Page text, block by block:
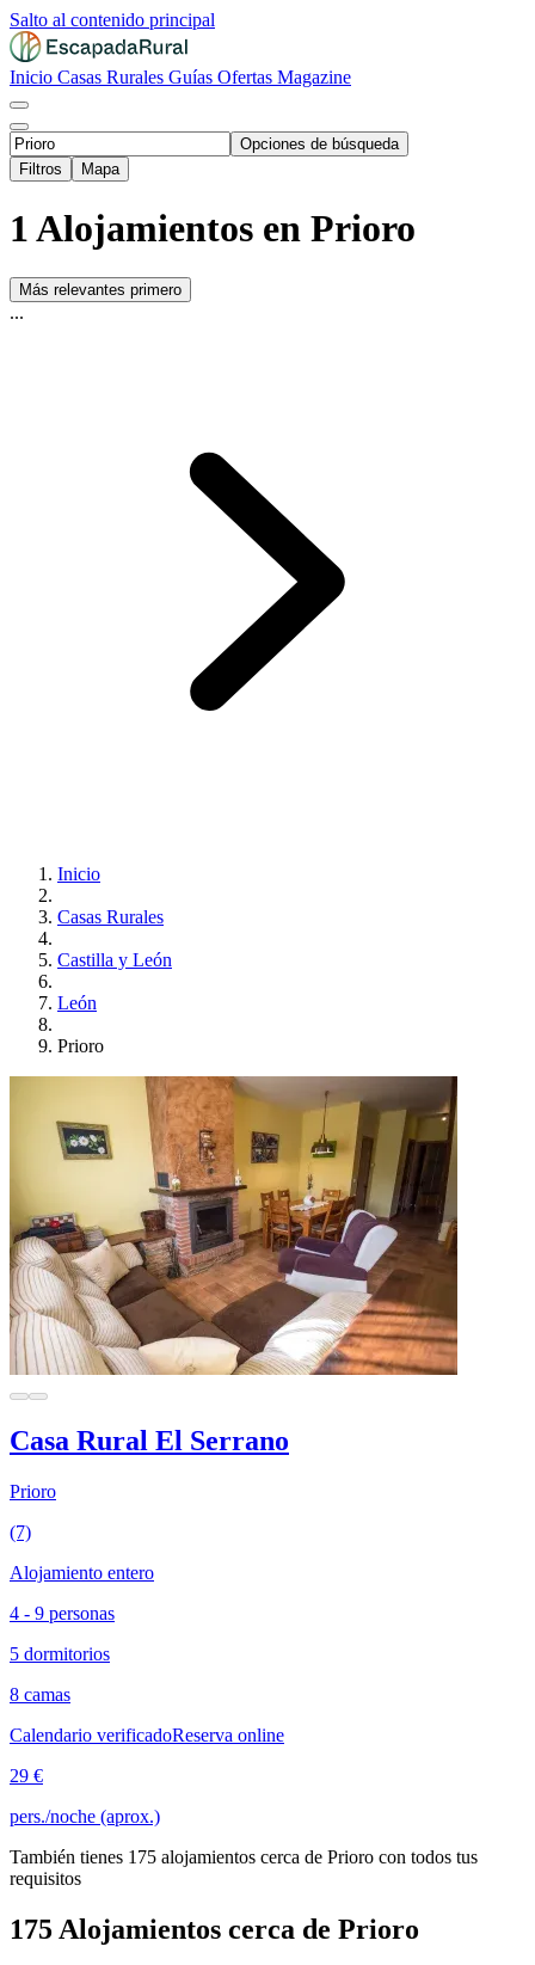
Salto al contenido principal
Inicio Casas Rurales Guías Ofertas Magazine
Opciones de búsqueda
Filtros
Mapa
1 Alojamientos en Prioro
Más relevantes primero
...
Inicio
Casas Rurales
Castilla y León
León
Prioro
Casa Rural El Serrano
Prioro
(7)
Alojamiento entero
4 - 9 personas
5 dormitorios
8 camas
Calendario verificadoReserva online
29 €
pers./noche (aprox.)
También tienes 175 alojamientos cerca de Prioro con todos tus
requisitos
175 Alojamientos cerca de Prioro